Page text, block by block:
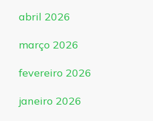
abril 2026
março 2026
fevereiro 2026
janeiro 2026